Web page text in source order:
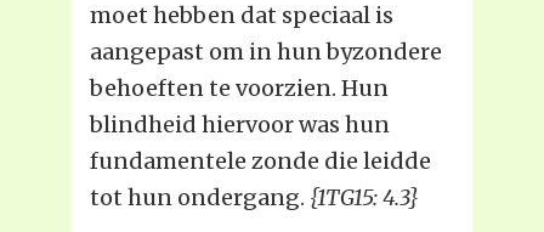
moet hebben dat speciaal is
aangepast om in hun byzondere
behoeften te voorzien. Hun
blindheid hiervoor was hun
fundamentele zonde die leidde
tot hun ondergang. {1TG15: 4.3}